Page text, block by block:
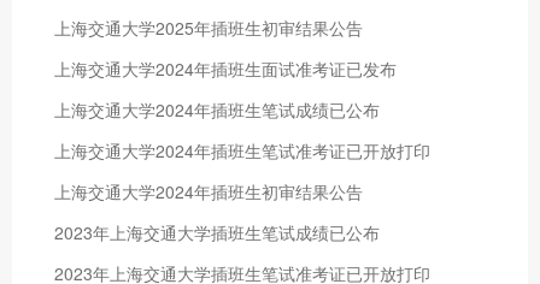
上海交通大学2025年插班生初审结果公告
上海交通大学2024年插班生面试准考证已发布
上海交通大学2024年插班生笔试成绩已公布
上海交通大学2024年插班生笔试准考证已开放打印
上海交通大学2024年插班生初审结果公告
2023年上海交通大学插班生笔试成绩已公布
2023年上海交通大学插班生笔试准考证已开放打印